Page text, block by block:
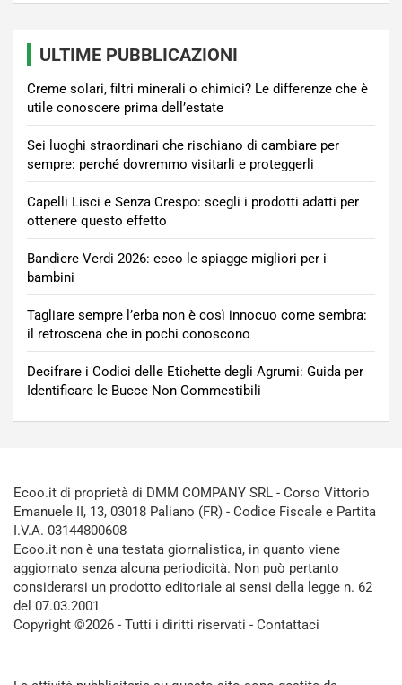
ULTIME PUBBLICAZIONI
Creme solari, filtri minerali o chimici? Le differenze che è
utile conoscere prima dell’estate
Sei luoghi straordinari che rischiano di cambiare per
sempre: perché dovremmo visitarli e proteggerli
Capelli Lisci e Senza Crespo: scegli i prodotti adatti per
ottenere questo effetto
Bandiere Verdi 2026: ecco le spiagge migliori per i
bambini
Tagliare sempre l’erba non è così innocuo come sembra:
il retroscena che in pochi conoscono
Decifrare i Codici delle Etichette degli Agrumi: Guida per
Identificare le Bucce Non Commestibili
Ecoo.it di proprietà di DMM COMPANY SRL - Corso Vittorio
Emanuele II, 13, 03018 Paliano (FR) - Codice Fiscale e Partita
I.V.A. 03144800608
Ecoo.it non è una testata giornalistica, in quanto viene
aggiornato senza alcuna periodicità. Non può pertanto
considerarsi un prodotto editoriale ai sensi della legge n. 62
del 07.03.2001
Copyright ©2026 - Tutti i diritti riservati - Contattaci